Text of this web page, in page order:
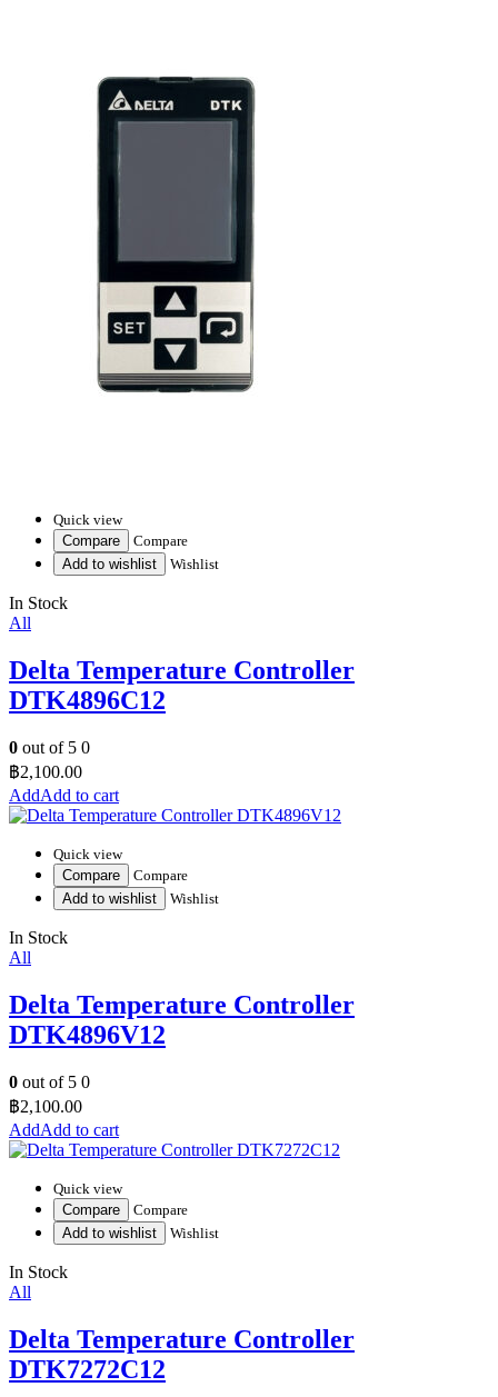
Quick view
Compare
Compare
Add to wishlist
Wishlist
In Stock
All
Delta Temperature Controller
DTK4896C12
0 out of 5 0
฿2,100.00
Add to cart
Quick view
Compare
Compare
Add to wishlist
Wishlist
In Stock
All
Delta Temperature Controller
DTK4896V12
0 out of 5 0
฿2,100.00
Add to cart
Quick view
Compare
Compare
Add to wishlist
Wishlist
In Stock
All
Delta Temperature Controller
DTK7272C12